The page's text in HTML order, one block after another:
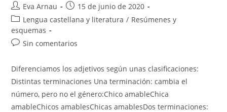
Autor
de
la
entrada:
Eva Arnau
Publicación
de
15 de junio de 2020
Categoría
de
la
Lengua castellana y literatura / Resúmenes y
esquemas
Comentarios
la
entrada:
Sin comentarios
Diferenciamos los adjetivos según unas clasificaciones:
Distintas terminaciones Una terminación: cambia el
número, pero no el género:Chico amableChica
amableChicos amablesChicas amablesDos terminaciones: